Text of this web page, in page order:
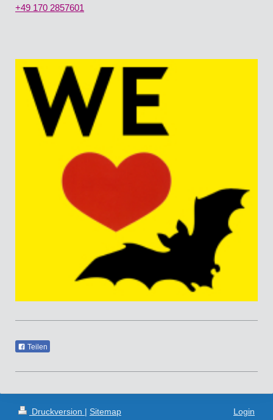
+49 170 2857601
Teilen
Druckversion | Sitemap
Login